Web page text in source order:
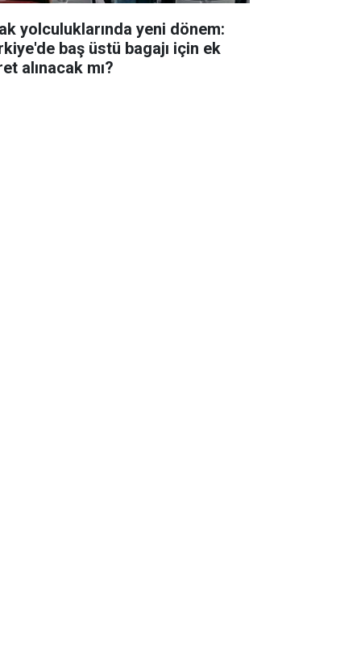
yolculuklarında yeni dönem:
baş üstü bagajı için ek
alınacak mı?